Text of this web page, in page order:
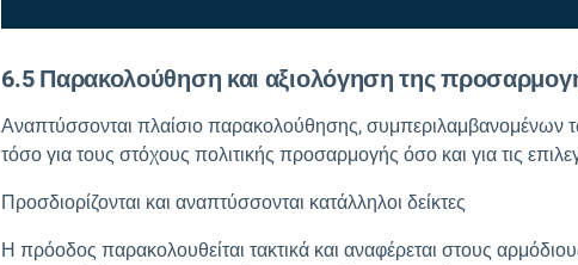
6.5 Παρακολούθηση και αξιολόγηση της
Αναπτύσσονται πλαίσιο παρακολούθησης, συμπεριλαμβανομένων
τόσο για τους στόχους πολιτικής προσαρμογής όσο και για τις
Προσδιορίζονται και αναπτύσσονται κατάλληλοι δείκτες
Η πρόοδος παρακολουθείται τακτικά και αναφέρεται στους